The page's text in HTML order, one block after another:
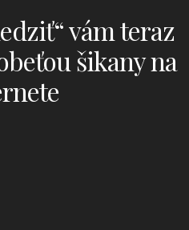
vám teraz
šikany na